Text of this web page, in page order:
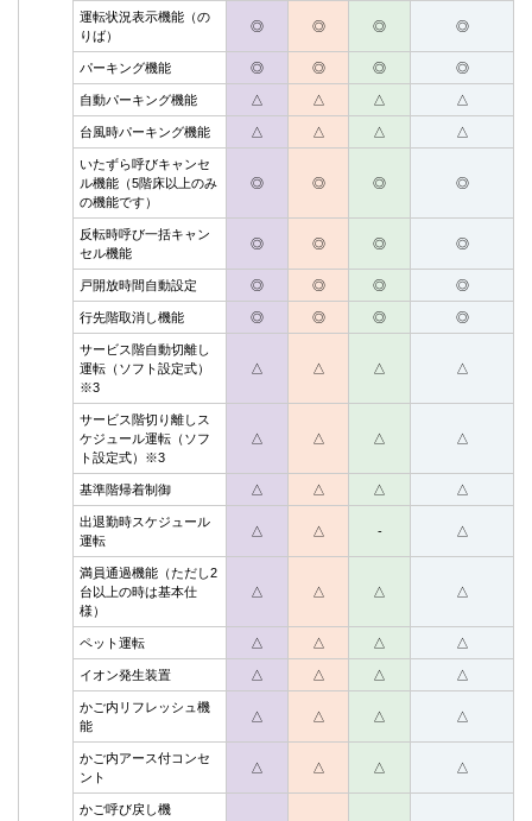
運転状況表示機能（の
りば）
◎ ◎ ◎ ◎
パーキング機能 ◎ ◎ ◎ ◎
自動パーキング機能 △ △ △ △
台風時パーキング機能 △ △ △ △
いたずら呼びキャンセ
ル機能（5階床以上のみ
の機能です）
◎ ◎ ◎ ◎
反転時呼び一括キャン
セル機能
◎ ◎ ◎ ◎
戸開放時間自動設定 ◎ ◎ ◎ ◎
行先階取消し機能 ◎ ◎ ◎ ◎
サービス階自動切離し
運転（ソフト設定式）
※3
△ △ △ △
サービス階切り離しス
ケジュール運転（ソフ
ト設定式）※3
△ △ △ △
基準階帰着制御 △ △ △ △
出退勤時スケジュール
運転
△ △ - △
満員通過機能（ただし2
台以上の時は基本仕
様）
△ △ △ △
ペット運転 △ △ △ △
イオン発生装置 △ △ △ △
かご内リフレッシュ機
能
△ △ △ △
かご内アース付コンセ
ント
△ △ △ △
かご呼び戻し機